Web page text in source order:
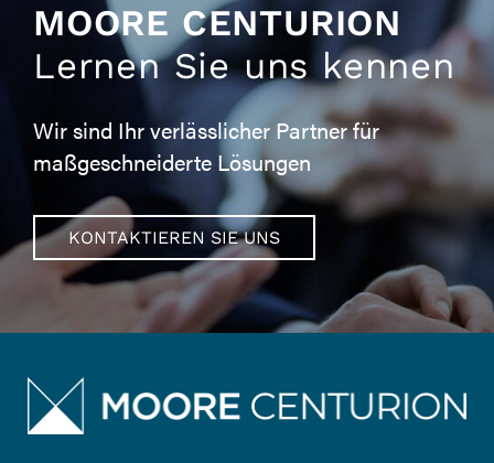
MOORE CENTURION
Lernen Sie uns kennen
Wir sind Ihr verlässlicher Partner für
maßgeschneiderte Lösungen
KONTAKTIEREN SIE UNS